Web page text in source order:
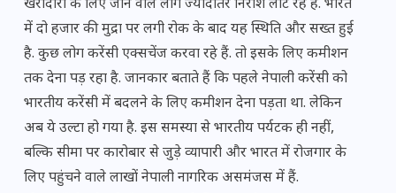
खरीदारी के लिए जाने वाले लोग ज्यादातर निराश लौट रहे हैं. भारत
में दो हजार की मुद्रा पर लगी रोक के बाद यह स्थिति और सख्त हुई
है. कुछ लोग करेंसी एक्सचेंज करवा रहे हैं. तो इसके लिए कमीशन
तक देना पड़ रहा है. जानकार बताते हैं कि पहले नेपाली करेंसी को
भारतीय करेंसी में बदलने के लिए कमीशन देना पड़ता था. लेकिन
अब ये उल्टा हो गया है. इस समस्या से भारतीय पर्यटक ही नहीं,
बल्कि सीमा पर कारोबार से जुड़े व्यापारी और भारत में रोजगार के
लिए पहुंचने वाले लाखों नेपाली नागरिक असमंजस में हैं.